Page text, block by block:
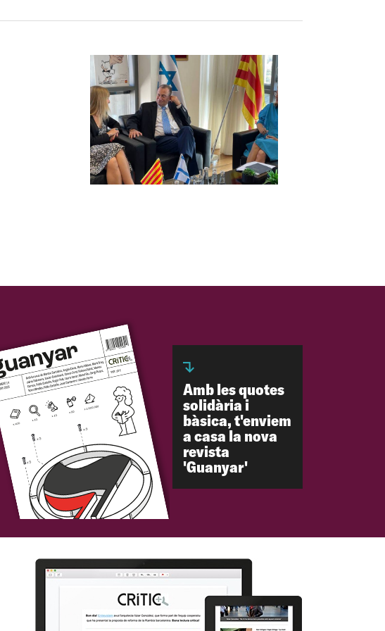
Amb les quotes
solidària i
bàsica, t'enviem
a casa la nova
revista
'Guanyar'